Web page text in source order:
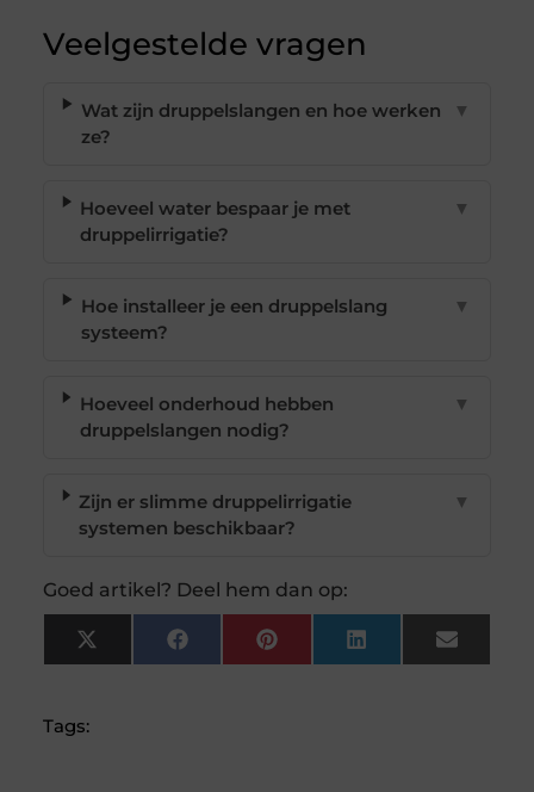
Veelgestelde vragen
Wat zijn druppelslangen en hoe werken
ze?
▼
Hoeveel water bespaar je met
druppelirrigatie?
▼
Hoe installeer je een druppelslang
systeem?
▼
Hoeveel onderhoud hebben
druppelslangen nodig?
▼
Zijn er slimme druppelirrigatie
systemen beschikbaar?
▼
Goed artikel? Deel hem dan op:
X
(Twitter)
FacebookPinterest LinkedIn Email
Tags: